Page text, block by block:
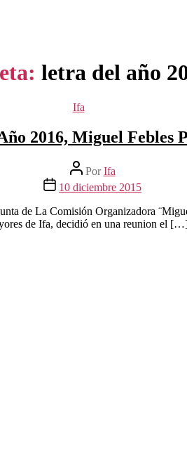
letra del año
Categorías
Ifa
2016, Miguel Febles
Autor
de
la
entrada
PorIfa
Fecha
la
entrada
10 diciembre 2015
de La Comisión Organizadora
de Ifa, decidió en una reunion el